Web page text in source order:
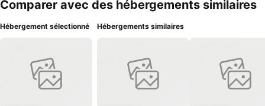
Comparer avec des hébergements similaires
Hébergement sélectionné Hébergements similaires